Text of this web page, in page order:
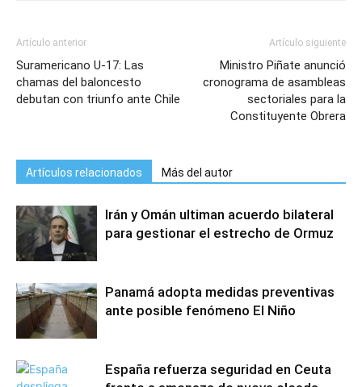
Artículo anterior
Suramericano U-17: Las
chamas del baloncesto
debutan con triunfo ante Chile
Artículo siguiente
Ministro Piñate anunció
cronograma de asambleas
sectoriales para la
Constituyente Obrera
Artículos relacionados Más del autor
Irán y Omán ultiman acuerdo bilateral
para gestionar el estrecho de Ormuz
Panamá adopta medidas preventivas
ante posible fenómeno El Niño
España refuerza seguridad en Ceuta